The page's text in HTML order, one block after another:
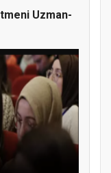
Sınavı
Uzman-